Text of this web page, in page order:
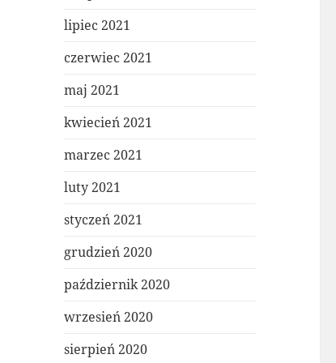
lipiec 2021
czerwiec 2021
maj 2021
kwiecień 2021
marzec 2021
luty 2021
styczeń 2021
grudzień 2020
październik 2020
wrzesień 2020
sierpień 2020